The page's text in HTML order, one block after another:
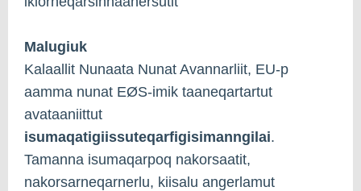
Malugiuk
Kalaallit Nunaata Nunat Avannarliit, EU-p
aamma nunat EØS-imik taaneqartartut
avataaniittut
isumaqatigiissuteqarfigisimanngilai.
Tamanna isumaqarpoq nakorsaatit,
nakorsarneqarnerlu, kiisalu angerlamut